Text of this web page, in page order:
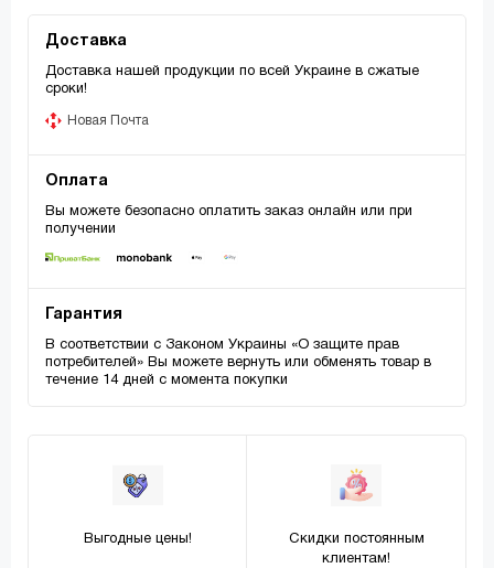
Доставка
Доставка нашей продукции по всей Украине в сжатые
сроки!
Новая Почта
Оплата
Вы можете безопасно оплатить заказ онлайн или при
получении
Гарантия
В соответствии с Законом Украины «О защите прав
потребителей» Вы можете вернуть или обменять товар в
течение 14 дней с момента покупки
Выгодные цены!
Скидки постоянным
клиентам!